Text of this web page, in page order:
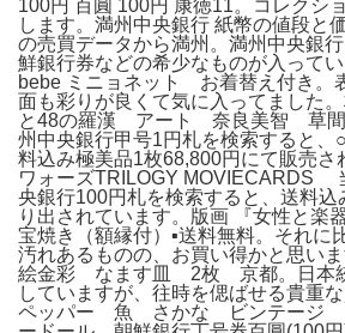
100円 百圓 100円 康徳11。コレクシ
します。満州中央銀行 紙幣の値段と
の売買データから満州。満州中央銀
鮮銀行券などの希少なものが入って
bebe ミニョネット お着替え付き。
面も彩りが良くて気に入ってました
と48の羅漢 アート 奈良美智 草間
州中央銀行甲号1円札を検索すると、
料込み極美品1枚68,800円にて販売さ
ワォーズTRILOGY MOVIECARDS
央銀行100円札を検索すると、送料込
り出されています。版画 『女性と楽
宝焼き（額縁付）▪送料無料。それに
汚れあるものの、お買い得かと思い
絵金彩 なます皿 2枚 京都。日本
していますが、往時を偲ばせる貴重
ペッパー 魚 さかな ビンテージ